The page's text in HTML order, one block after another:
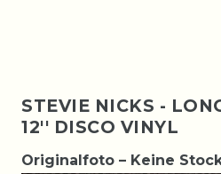
STEVIE NICKS -
12'' DISCO VINYL
Originalfoto – Keine